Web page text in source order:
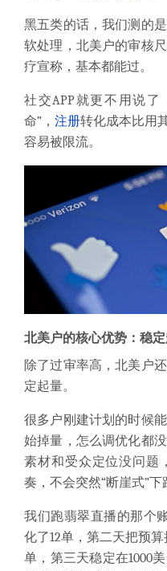
黑五类的话，我们测的
软处理，北美户的审核
疗宣称，基本都能过。
社交APP就更不用说
命”，注册转化成本比用
容易被限流。
北美户的核心优势：稳
除了过审率高，北美户
定起量。
很多户刚建计划的时候
始掉量，怎么调优化都
素材和受众定位没问题
奏，不会突然“断崖式”下
我们跑翡翠直播的那个
化了12单，第二天把预
单，第三天稳定在1000